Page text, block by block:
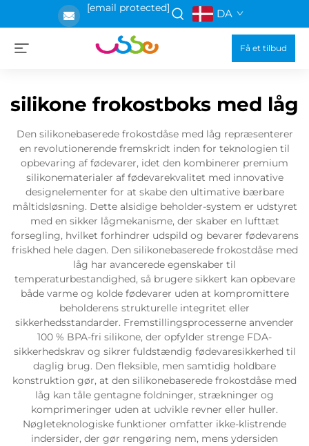
[email protected] DA
Få et tilbud
silikone frokostboks med låg
Den silikonebaserede frokostdåse med låg repræsenterer
en revolutionerende fremskridt inden for teknologien til
opbevaring af fødevarer, idet den kombinerer premium
silikonematerialer af fødevarekvalitet med innovative
designelementer for at skabe den ultimative bærbare
måltidsløsning. Dette alsidige beholder-system er udstyret
med en sikker lågmekanisme, der skaber en lufttæt
forsegling, hvilket forhindrer udspild og bevarer fødevarens
friskhed hele dagen. Den silikonebaserede frokostdåse med
låg har avancerede egenskaber til
temperaturbestandighed, så brugere sikkert kan opbevare
både varme og kolde fødevarer uden at kompromittere
beholderens strukturelle integritet eller
sikkerhedsstandarder. Fremstillingsprocesserne anvender
100 % BPA-fri silikone, der opfylder strenge FDA-
sikkerhedskrav og sikrer fuldstændig fødevaresikkerhed til
daglig brug. Den fleksible, men samtidig holdbare
konstruktion gør, at den silikonebaserede frokostdåse med
låg kan tåle gentagne foldninger, strækninger og
komprimeringer uden at udvikle revner eller huller.
Nøgleteknologiske funktioner omfatter ikke-klistrende
indersider, der gør rengøring nem, mens ydersiden